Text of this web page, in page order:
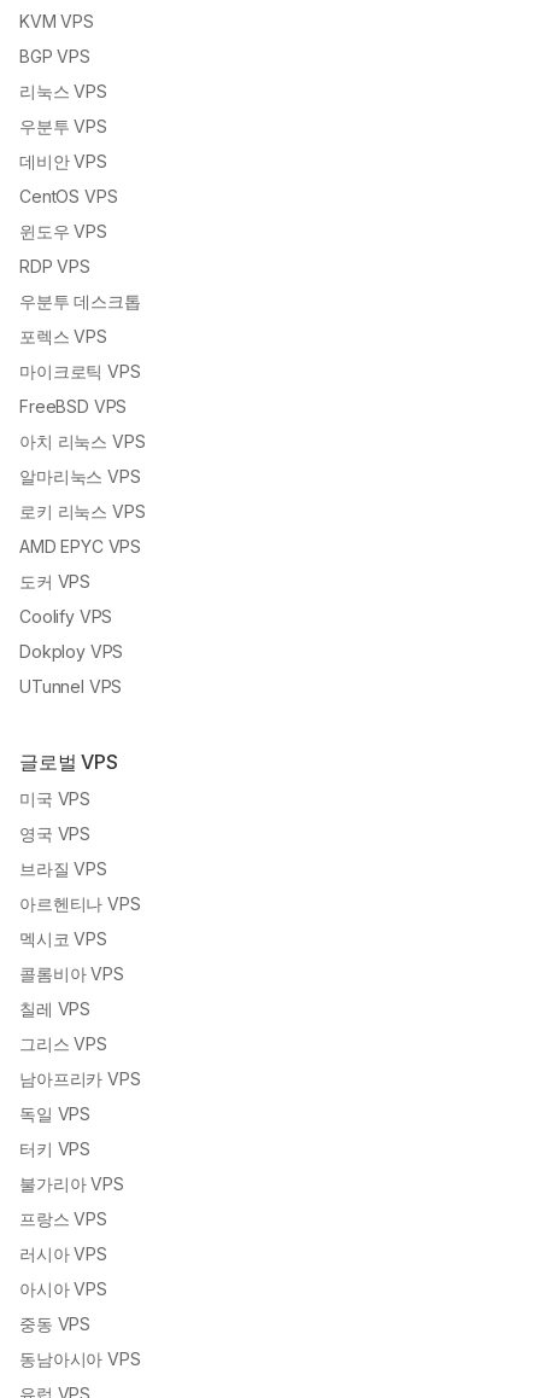
KVM VPS
BGP VPS
리눅스 VPS
우분투 VPS
데비안 VPS
CentOS VPS
윈도우 VPS
RDP VPS
우분투 데스크톱
포렉스 VPS
마이크로틱 VPS
FreeBSD VPS
아치 리눅스 VPS
알마리눅스 VPS
로키 리눅스 VPS
AMD EPYC VPS
도커 VPS
Coolify VPS
Dokploy VPS
UTunnel VPS
글로벌 VPS
미국 VPS
영국 VPS
브라질 VPS
아르헨티나 VPS
멕시코 VPS
콜롬비아 VPS
칠레 VPS
그리스 VPS
남아프리카 VPS
독일 VPS
터키 VPS
불가리아 VPS
프랑스 VPS
러시아 VPS
아시아 VPS
중동 VPS
동남아시아 VPS
유럽 VPS